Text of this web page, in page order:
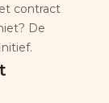
contract
De